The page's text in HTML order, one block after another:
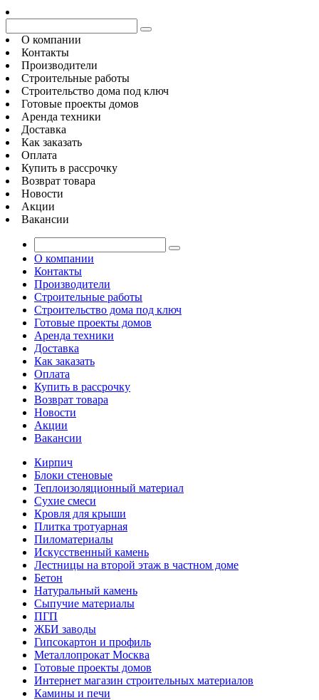
О компании
Контакты
Производители
Строительные работы
Строительство дома под ключ
Готовые проекты домов
Аренда техники
Доставка
Как заказать
Оплата
Купить в рассрочку
Возврат товара
Новости
Акции
Вакансии
О компании
Контакты
Производители
Строительные работы
Строительство дома под ключ
Готовые проекты домов
Аренда техники
Доставка
Как заказать
Оплата
Купить в рассрочку
Возврат товара
Новости
Акции
Вакансии
Кирпич
Блоки стеновые
Теплоизоляционный материал
Сухие смеси
Кровля для крыши
Плитка тротуарная
Пиломатериалы
Искусственный камень
Лестницы на второй этаж в частном доме
Бетон
Натуральный камень
Сыпучие материалы
ПГП
ЖБИ заводы
Гипсокартон и профиль
Металлопрокат Москва
Готовые проекты домов
Интернет магазин строительных материалов
Камины и печи